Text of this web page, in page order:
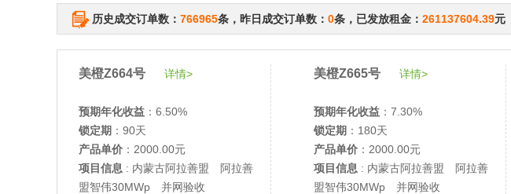
历史成交订单数： 766965条，昨日成交订单数： 0条，已发放租金： 261137604.39元
美橙Z664号 详情>
预期年化收益 ：6.50%
锁定期 ：90天
产品单价 ：2000.00元
项目信息 : 内蒙古阿拉善盟 阿拉善
盟智伟30MWp 并网验收
美橙Z665号 详情>
预期年化收益 ：7.30%
锁定期 ：180天
产品单价 ：2000.00元
项目信息 : 内蒙古阿拉善盟 阿拉善
盟智伟30MWp 并网验收